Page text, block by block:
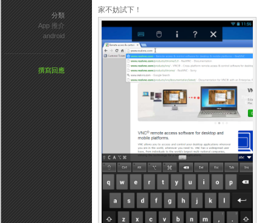
家不妨試下！
分類
App 推介
android
撰寫回應